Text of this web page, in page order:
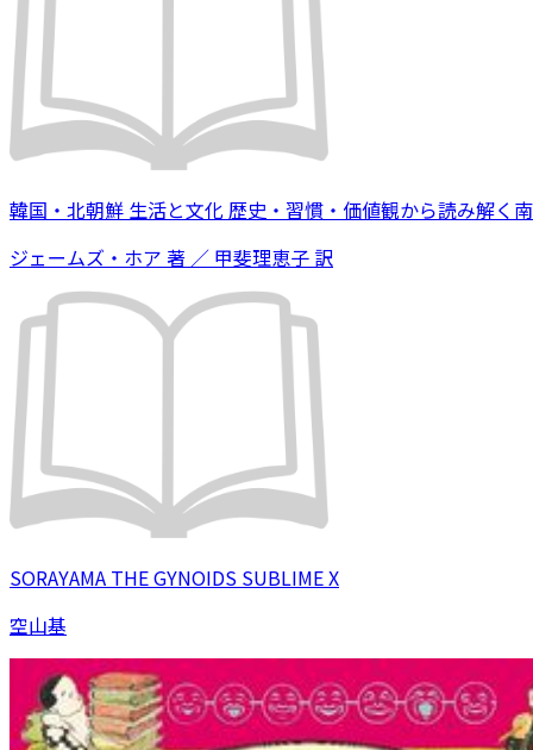
韓国・北朝鮮 生活と文化 歴史・習慣・価値観から読み解く
ジェームズ・ホア 著 ／ 甲斐理恵子 訳
SORAYAMA THE GYNOIDS SUBLIME X
空山基